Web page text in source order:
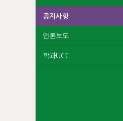
공지사항
언론보도
학과UCC